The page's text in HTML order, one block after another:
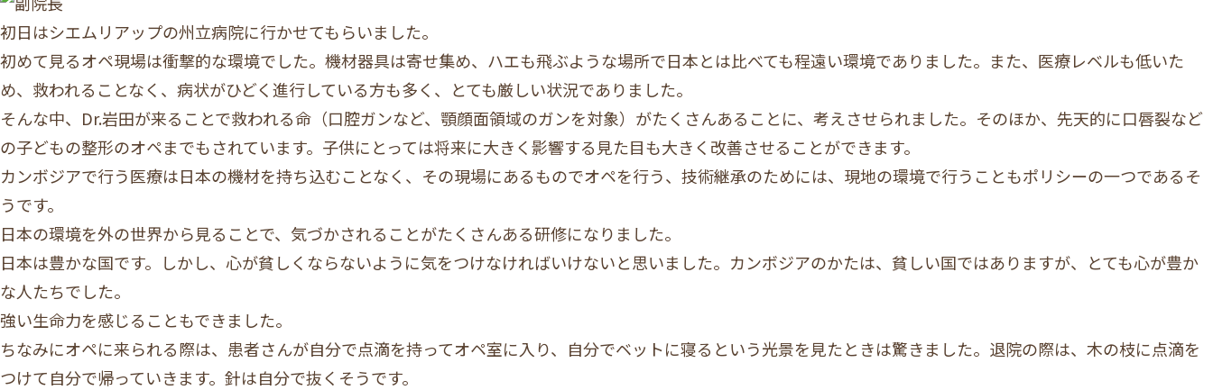
初日はシエムリアップの州立病院に行かせてもらいました。
初めて見るオペ現場は衝撃的な環境でした。機材器具は寄せ集め、ハエも飛ぶような場所で日本とは比べても程遠い環境でありました。また、医療レベルも低いた
め、救われることなく、病状がひどく進行している方も多く、とても厳しい状況でありました。
そんな中、Dr.岩田が来ることで救われる命（口腔ガンなど、顎顔面領域のガンを対象）がたくさんあることに、考えさせられました。そのほか、先天的に口唇裂など
の子どもの整形のオペまでもされています。子供にとっては将来に大きく影響する見た目も大きく改善させることができます。
カンボジアで行う医療は日本の機材を持ち込むことなく、その現場にあるものでオペを行う、技術継承のためには、現地の環境で行うこともポリシーの一つであるそ
うです。
日本の環境を外の世界から見ることで、気づかされることがたくさんある研修になりました。
日本は豊かな国です。しかし、心が貧しくならないように気をつけなければいけないと思いました。カンボジアのかたは、貧しい国ではありますが、とても心が豊か
な人たちでした。
強い生命力を感じることもできました。
ちなみにオペに来られる際は、患者さんが自分で点滴を持ってオペ室に入り、自分でベットに寝るという光景を見たときは驚きました。退院の際は、木の枝に点滴を
つけて自分で帰っていきます。針は自分で抜くそうです。